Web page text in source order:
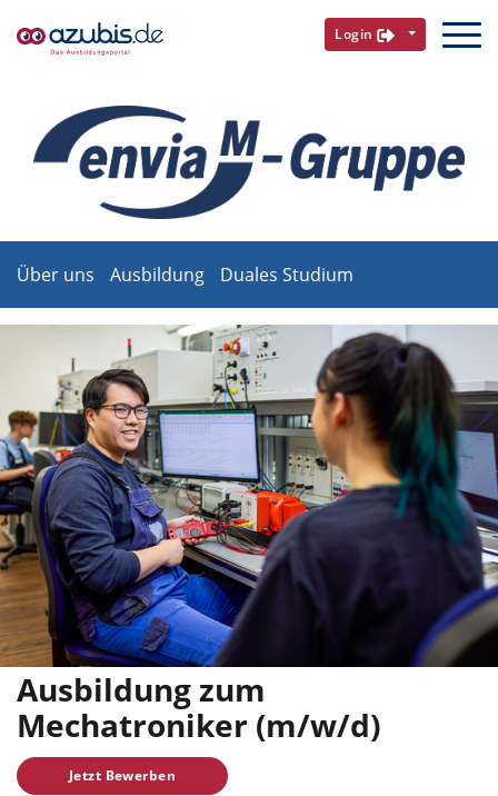
Login
Über uns Ausbildung Duales Studium
Ausbildung zum
Mechatroniker (m/w/d)
Jetzt Bewerben